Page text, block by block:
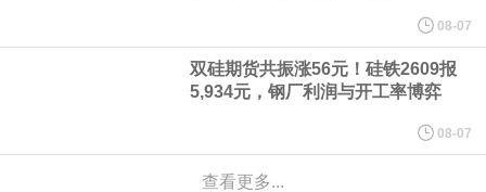
美国国会预算办公室（CBO）于当地时间5日发布报告称，美国海军
计划建造的15艘核动力“特朗普级”（Trump-class）战列舰，从研发
到采购的总费用可能高达2750亿美元，为美国有史以来最昂贵的水
面战舰项目之一。 根据CBO的初步估算，首舰造价约234亿美元，
08-07
双硅期货共振涨56元！硅铁2609报
5,934元，钢厂利润与开工率博弈
08-07
查看更多...